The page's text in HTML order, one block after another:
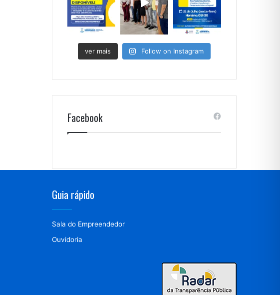
ver mais Follow on Instagram
Facebook
Guia rápido
Sala do Empreendedor
Ouvidoria